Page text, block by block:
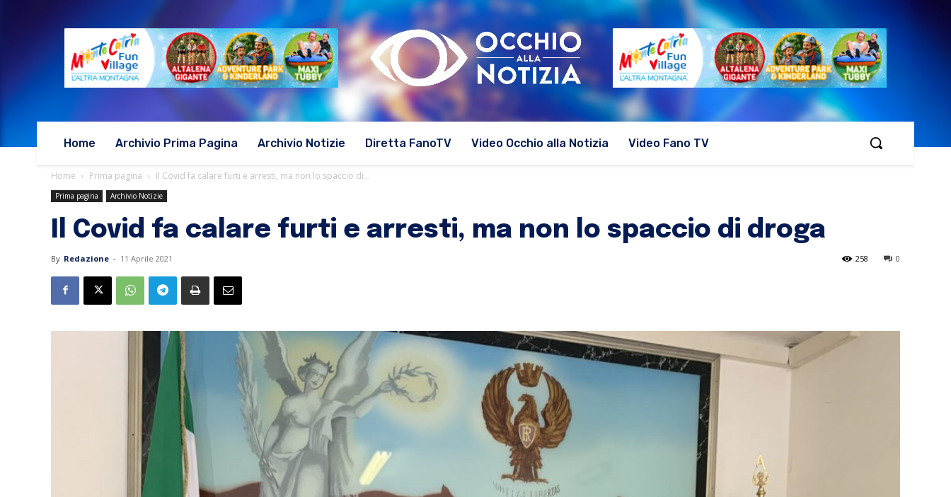
Home Archivio Prima Pagina Archivio Notizie Diretta FanoTV Video Occhio alla Notizia Video Fano TV
Home Prima pagina Il Covid fa calare furti e arresti, ma non lo spaccio di...
Prima pagina Archivio Notizie
Il Covid fa calare furti e arresti, ma non lo spaccio di droga
By Redazione - 11 Aprile 2021 0
258